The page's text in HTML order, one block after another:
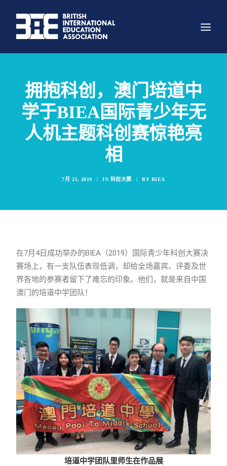
组织架构
主要项目
科创大赛
拥抱科创，澳门培道中
学于BIEA国际青少年无
人机主题科创赛惊艳亮
相
7月 23, 2019 | IN 科创大赛 | BY BIEA
在7月4日成功举办的BIEA（2019）国际青少年科创大赛决
赛场上，有一支队伍表现低调，却给全场嘉宾、评委及世
界各地的参赛者留下了难忘的印象。他们，就是来自中国
澳门的培道中学团队！
培道中学团队里师生在作品展